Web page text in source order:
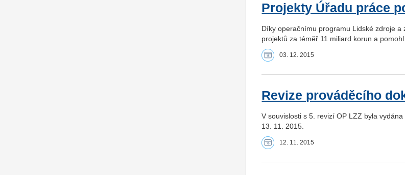
Projekty Úřadu práce
Díky operačnímu programu Lidské zdroje a
projektů za téměř 11 miliard korun a
03. 12. 2015
Revize prováděcího
V souvislosti s 5. revizí OP LZZ byla
13. 11. 2015.
12. 11. 2015